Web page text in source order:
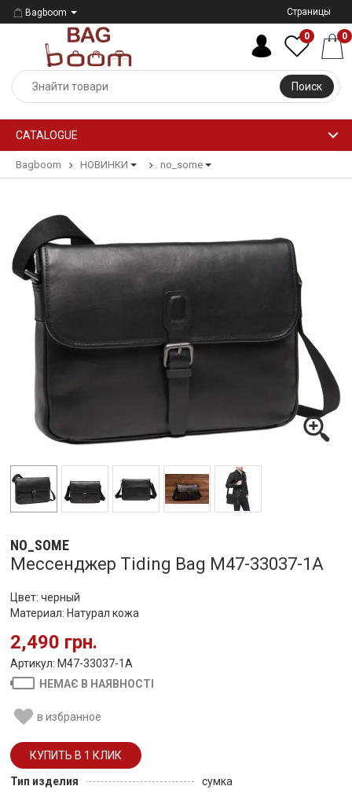
Bagboom Страницы
Поиск
0 0
CATALOGUE
Bagboom НОВИНКИ no_some
NO_SOME
Мессенджер Tiding Bag M47-33037-1A
Цвет: черный
Материал: Натурал кожа
2,490 грн.
Артикул: M47-33037-1A
НЕМАЄ В НАЯВНОСТІ
в избранное
Тип изделия
сумка